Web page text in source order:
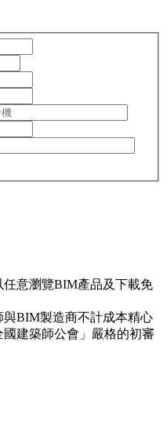
意瀏覽BIM產品及下載免
BIM製造商不計成本精心
建築師公會」嚴格的初審